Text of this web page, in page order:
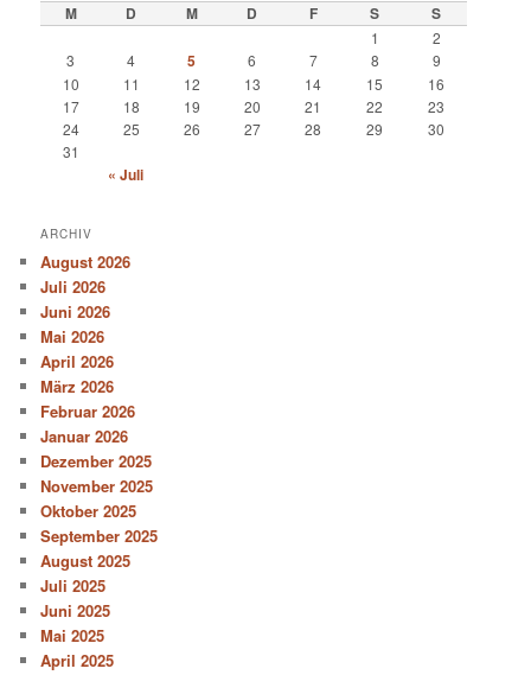
M D M D F S S
1
2
3
4 5 6 7 8
9
10
11 12 13 14 15
16
17
18 19 20 21 22
23
24
25 26 27 28 29
30
31
« Juli
ARCHIV
August 2026
Juli 2026
Juni 2026
Mai 2026
April 2026
März 2026
Februar 2026
Januar 2026
Dezember 2025
November 2025
Oktober 2025
September 2025
August 2025
Juli 2025
Juni 2025
Mai 2025
April 2025